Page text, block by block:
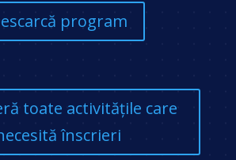
program
toate activitățile care
înscrieri